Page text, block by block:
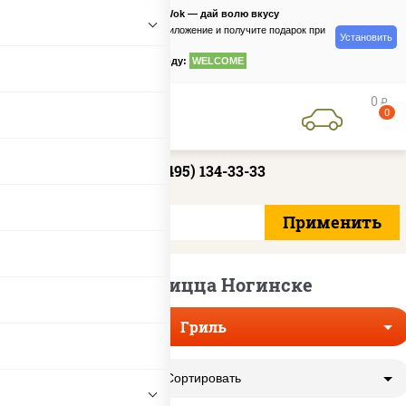
PizzaSushiWok — дай волю вкусу
Скачайте приложение и получите подарок при
по промокоду: WELCOME
Установить
0 руб
0
+7 (495) 134-33-33
Гриль пицца Ногинске
Гриль
Сортировать